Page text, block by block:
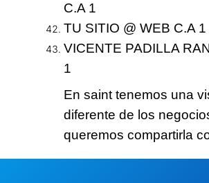
C.A 1
TU SITIO @ WEB C.A 1
VICENTE PADILLA
1
En saint tenemos una
diferente de los
queremos compartirla